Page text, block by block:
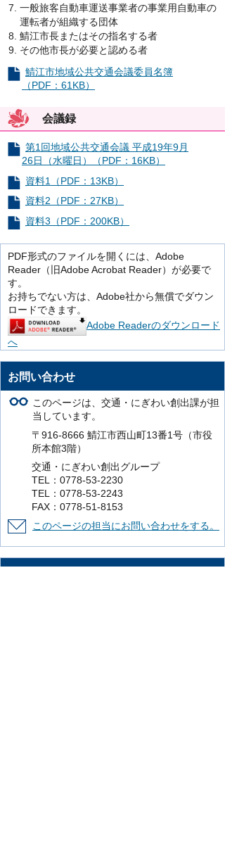
一般旅客自動車運送事業者の事業用自動車の
運転者が組織する団体
鯖江市長またはその指名する者
その他市長が必要と認める者
鯖江市地域公共交通会議委員名簿
（PDF：61KB）
会議録
第1回地域公共交通会議 平成19年9月
26日（水曜日）（PDF：16KB）
資料1（PDF：13KB）
資料2（PDF：27KB）
資料3（PDF：200KB）
PDF形式のファイルを開くには、Adobe
Reader（旧Adobe Acrobat Reader）が必要で
す。
お持ちでない方は、Adobe社から無償でダウン
ロードできます。
Adobe Readerのダウンロード
へ
お問い合わせ
このページは、交通・にぎわい創出課が担
当しています。
〒916-8666 鯖江市西山町13番1号（市役
所本館3階）
交通・にぎわい創出グループ
TEL：0778-53-2230
TEL：0778-53-2243
FAX：0778-51-8153
このページの担当にお問い合わせをする。